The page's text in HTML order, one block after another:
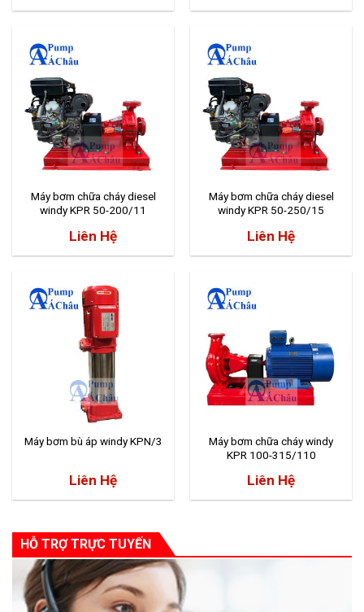
Máy bơm chữa cháy diesel
windy KPR 50-200/11
Liên Hệ
Máy bơm chữa cháy diesel
windy KPR 50-250/15
Liên Hệ
Máy bơm bù áp windy KPN/3
Liên Hệ
Máy bơm chữa cháy windy
KPR 100-315/110
Liên Hệ
HỖ TRỢ TRỰC TUYẾN